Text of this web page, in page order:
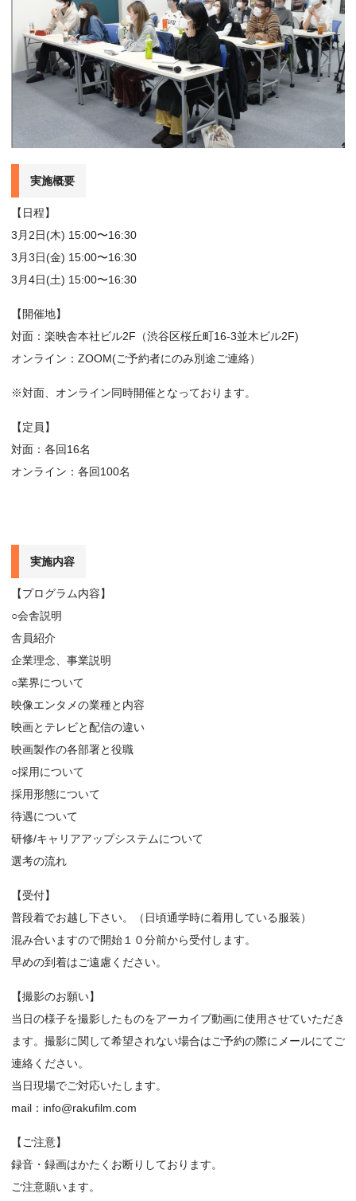
実施概要
【日程】
3月2日(木) 15:00〜16:30
3月3日(金) 15:00〜16:30
3月4日(土) 15:00〜16:30
【開催地】
対面：楽映舎本社ビル2F（渋谷区桜丘町16-3並木ビル2F)
オンライン：ZOOM(ご予約者にのみ別途ご連絡）
※対面、オンライン同時開催となっております。
【定員】
対面：各回16名
オンライン：各回100名
実施内容
【プログラム内容】
○会舎説明
舎員紹介
企業理念、事業説明
○業界について
映像エンタメの業種と内容
映画とテレビと配信の違い
映画製作の各部署と役職
○採用について
採用形態について
待遇について
研修/キャリアアップシステムについて
選考の流れ
【受付】
普段着でお越し下さい。（日頃通学時に着用している服装）
混み合いますので開始１０分前から受付します。
早めの到着はご遠慮ください。
【撮影のお願い】
当日の様子を撮影したものをアーカイブ動画に使用させていただき
ます。撮影に関して希望されない場合はご予約の際にメールにてご
連絡ください。
当日現場でご対応いたします。
mail：info@rakufilm.com
【ご注意】
録音・録画はかたくお断りしております。
ご注意願います。